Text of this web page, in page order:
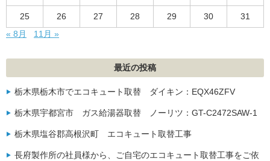
25 26 27 28 29 30
31
« 8月
11月 »
最近の投稿
栃木県栃木市でエコキュート取替 ダイキン：EQX46ZFV
栃木県宇都宮市 ガス給湯器取替 ノーリツ：GT-C2472SAW-1
栃木県塩谷郡高根沢町 エコキュート取替工事
長府製作所の社員様から、ご自宅のエコキュート取替工事をご依